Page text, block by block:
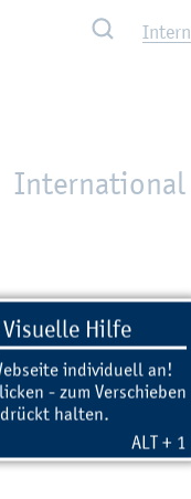
Such­ben In­tern
International